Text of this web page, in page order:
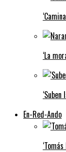
‘La
En-Red-Ando